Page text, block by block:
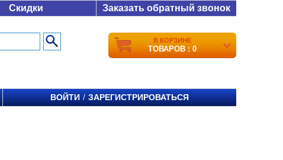
Скидки Заказать обратный звонок
В КОРЗИНЕ
ТОВАРОВ : 0
ВОЙТИ / ЗАРЕГИСТРИРОВАТЬСЯ